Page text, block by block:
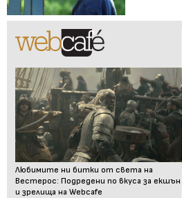
Любимите ни битки от света на
Вестерос: Подредени по вкуса за екшън
и зрелища на Webcafe